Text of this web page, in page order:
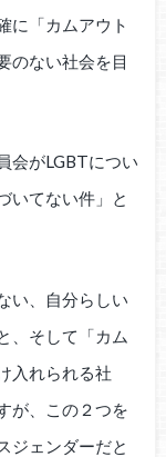
に「カムアウト
のない社会を目
会がLGBTについ
いてない件」と
い、自分らしい
、そして「カム
入れられる社
が、この２つを
ジェンダーだと